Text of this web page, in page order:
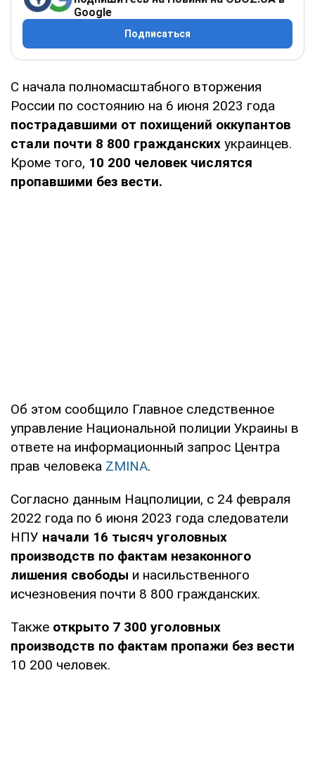
Google
Подписаться
С начала полномасштабного вторжения
России по состоянию на 6 июня 2023 года
пострадавшими от похищений оккупантов
стали почти 8 800 гражданских украинцев.
Кроме того, 10 200 человек числятся
пропавшими без вести.
Об этом сообщило Главное следственное
управление Национальной полиции Украины в
ответе на информационный запрос Центра
прав человека ZMINA.
Согласно данным Нацполиции, с 24 февраля
2022 года по 6 июня 2023 года следователи
НПУ начали 16 тысяч уголовных
производств по фактам незаконного
лишения свободы и насильственного
исчезновения почти 8 800 гражданских.
Также открыто 7 300 уголовных
производств по фактам пропажи без вести
10 200 человек.